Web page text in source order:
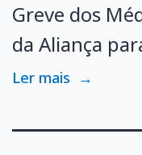
Greve dos
da Aliança
Ler mais →